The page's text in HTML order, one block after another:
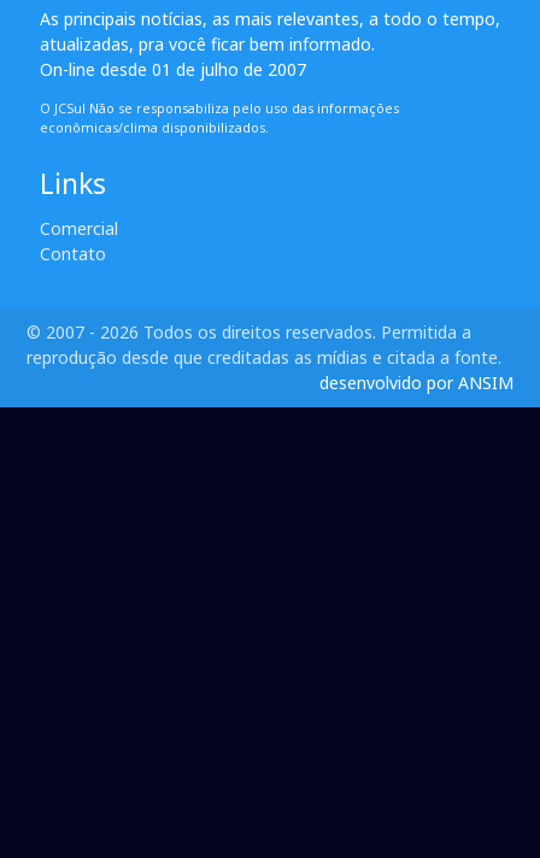
As principais notícias, as mais relevantes, a todo o tempo,
atualizadas, pra você ficar bem informado.
On-line desde 01 de julho de 2007
O JCSul Não se responsabiliza pelo uso das informações
econômicas/clima disponibilizados.
Links
Comercial
Contato
© 2007 - 2026 Todos os direitos reservados. Permitida a
reprodução desde que creditadas as mídias e citada a fonte.
desenvolvido por ANSIM